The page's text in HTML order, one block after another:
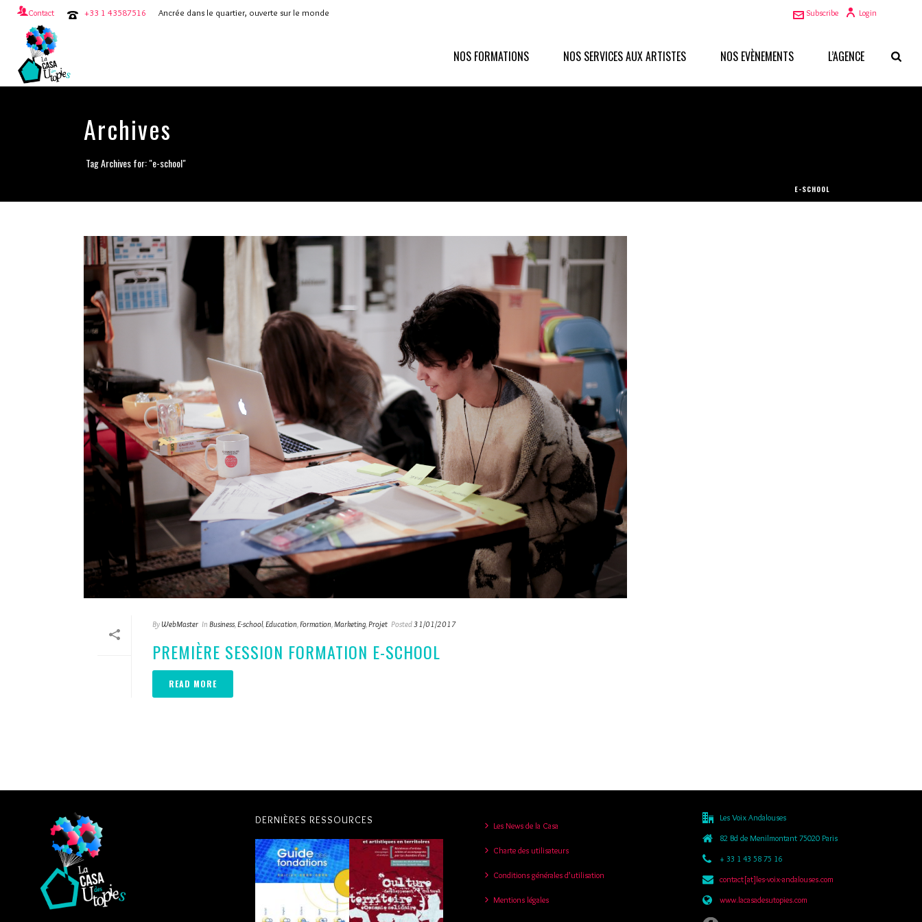
Contact +33 1 43587516 Ancrée dans le quartier, ouverte sur le monde Login
Subscribe
NOS FORMATIONS NOS SERVICES AUX ARTISTES NOS EVÈNEMENTS L’AGENCE
Archives
Tag Archives for: "e-school"
E-SCHOOL
By WebMaster In Business,E-school,Education,Formation,Marketing,Projet Posted31/01/2017
PREMIÈRE SESSION FORMATION E-SCHOOL
READ MORE
DERNIÈRES RESSOURCES Les News de la Casa
Charte des utilisateurs
Conditions générales d’utilisation
Mentions légales
Les Voix Andalouses
82 Bd de Menilmontant 75020 Paris
+ 33 1 43 58 75 16
contact[at]les-voix-andalouses.com
www.lacasadesutopies.com